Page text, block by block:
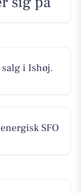
i Ishøj.
SFO